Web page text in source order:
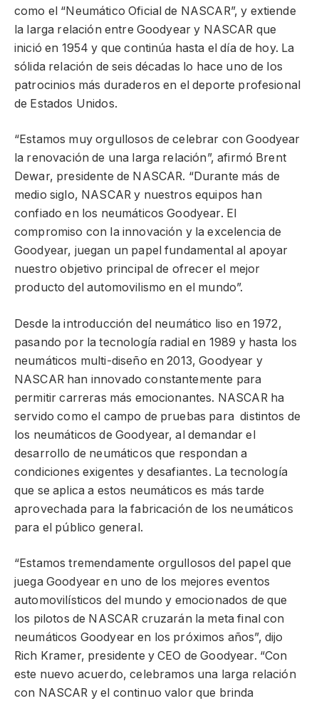
como el “Neumático Oficial de NASCAR”, y extiende
la larga relación entre Goodyear y NASCAR que
inició en 1954 y que continúa hasta el día de hoy. La
sólida relación de seis décadas lo hace uno de los
patrocinios más duraderos en el deporte profesional
de Estados Unidos.
“Estamos muy orgullosos de celebrar con Goodyear
la renovación de una larga relación”, afirmó Brent
Dewar, presidente de NASCAR. “Durante más de
medio siglo, NASCAR y nuestros equipos han
confiado en los neumáticos Goodyear. El
compromiso con la innovación y la excelencia de
Goodyear, juegan un papel fundamental al apoyar
nuestro objetivo principal de ofrecer el mejor
producto del automovilismo en el mundo”.
Desde la introducción del neumático liso en 1972,
pasando por la tecnología radial en 1989 y hasta los
neumáticos multi-diseño en 2013, Goodyear y
NASCAR han innovado constantemente para
permitir carreras más emocionantes. NASCAR ha
servido como el campo de pruebas para distintos de
los neumáticos de Goodyear, al demandar el
desarrollo de neumáticos que respondan a
condiciones exigentes y desafiantes. La tecnología
que se aplica a estos neumáticos es más tarde
aprovechada para la fabricación de los neumáticos
para el público general.
“Estamos tremendamente orgullosos del papel que
juega Goodyear en uno de los mejores eventos
automovilísticos del mundo y emocionados de que
los pilotos de NASCAR cruzarán la meta final con
neumáticos Goodyear en los próximos años”, dijo
Rich Kramer, presidente y CEO de Goodyear. “Con
este nuevo acuerdo, celebramos una larga relación
con NASCAR y el continuo valor que brinda